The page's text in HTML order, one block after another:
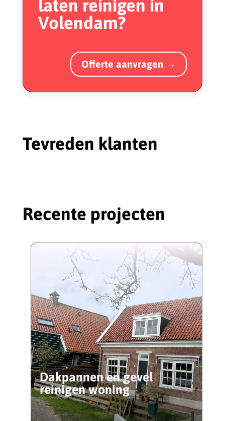
laten reinigen in
Volendam?
Offerte aanvragen →
Tevreden klanten
Recente projecten
Dakpannen en gevel
reinigen woning